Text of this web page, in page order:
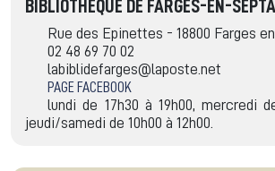
BIBLIOTHÈQUE DE FARGES-EN-
Rue des Epinettes - 18800 Farges
02 48 69 70 02
labiblidefarges@laposte.net
PAGE FACEBOOK
lundi de 17h30 à 19h00, mercredi
jeudi/samedi de 10h00 à 12h00.